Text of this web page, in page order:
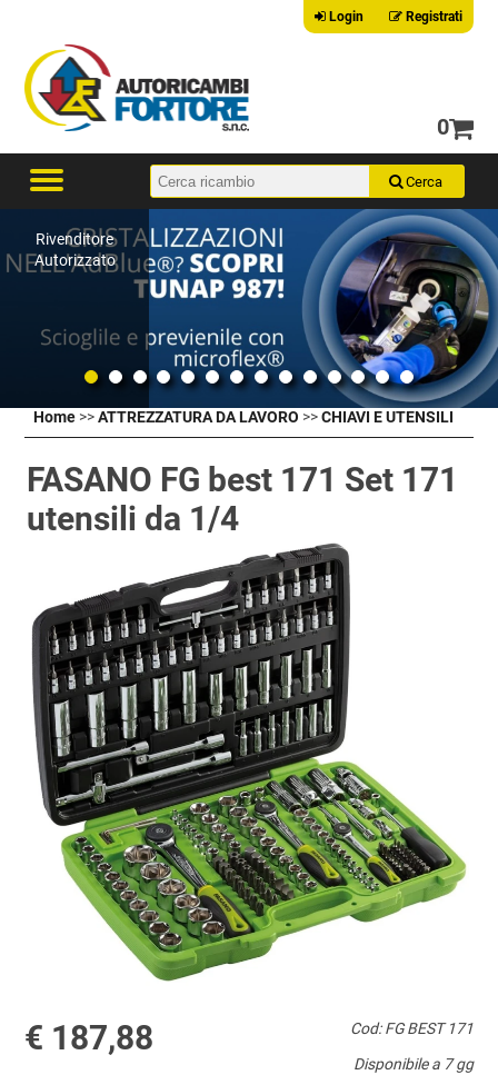
Login Registrati
0
Rivenditore
Autorizzato
Home >>ATTREZZATURA DA LAVORO >>CHIAVI E UTENSILI
FASANO FG best 171 Set 171
utensili da 1/4
€ 187,88
Cod: FG BEST 171
Disponibile a 7 gg